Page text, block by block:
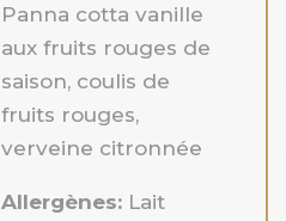
Panna cotta vanille
aux fruits rouges de
saison, coulis de
fruits rouges,
verveine citronnée
Allergènes:Lait